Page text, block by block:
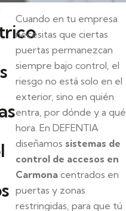
Cuando en tu empresa
necesitas que ciertas
puertas permanezcan
siempre bajo control, el
riesgo no está solo en el
exterior, sino en quién
entra, por dónde y a qué
hora. En DEFENTIA
diseñamos sistemas de
control de accesos en
Carmonacentrados en
puertas y zonas
restringidas, para que tú